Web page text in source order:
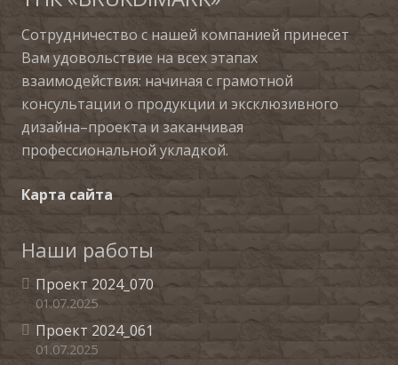
Сотрудничество с нашей компанией принесет
Вам удовольствие на всех этапах
взаимодействия: начиная с грамотной
консультации о продукции и эксклюзивного
дизайна–проекта и заканчивая
профессиональной укладкой.
Карта сайта
Наши работы
Проект 2024_070
01.07.2025
Проект 2024_061
01.07.2025